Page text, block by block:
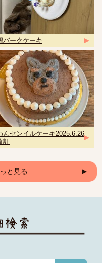
バークケーキ
んセンイルケーキ2025.6.26
訂
と見る